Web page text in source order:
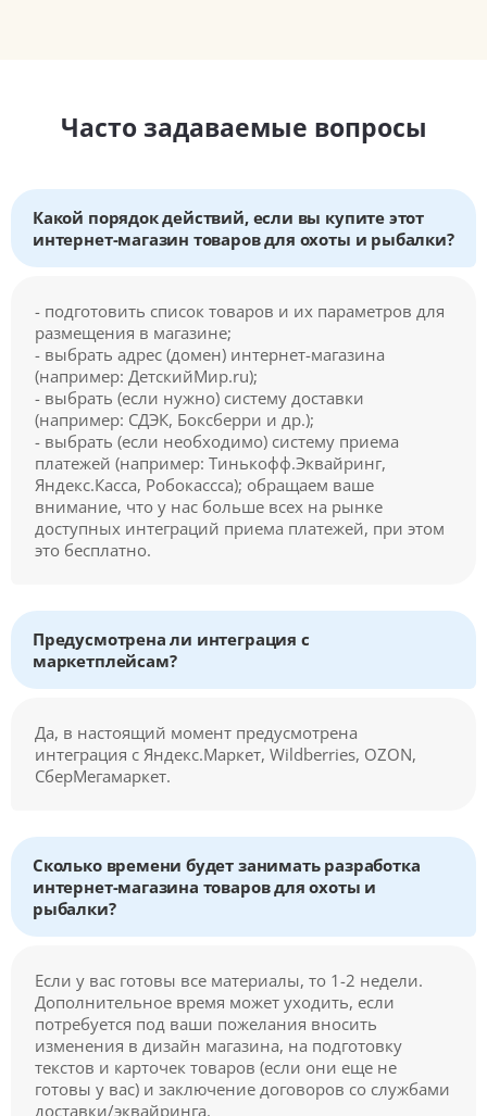
Часто задаваемые вопросы
Какой порядок действий, если вы купите этот
интернет-магазин товаров для охоты и рыбалки?
- подготовить список товаров и их параметров для
размещения в магазине;
- выбрать адрес (домен) интернет-магазина
(например: ДетскийМир.ru);
- выбрать (если нужно) систему доставки
(например: СДЭК, Боксберри и др.);
- выбрать (если необходимо) систему приема
платежей (например: Тинькофф.Эквайринг,
Яндекс.Касса, Робокассса); обращаем ваше
внимание, что у нас больше всех на рынке
доступных интеграций приема платежей, при этом
это бесплатно.
Предусмотрена ли интеграция с
маркетплейсам?
Да, в настоящий момент предусмотрена
интеграция с Яндекс.Маркет, Wildberries, OZON,
СберМегамаркет.
Сколько времени будет занимать разработка
интернет-магазина товаров для охоты и
рыбалки?
Если у вас готовы все материалы, то 1-2 недели.
Дополнительное время может уходить, если
потребуется под ваши пожелания вносить
изменения в дизайн магазина, на подготовку
текстов и карточек товаров (если они еще не
готовы у вас) и заключение договоров со службами
доставки/эквайринга.